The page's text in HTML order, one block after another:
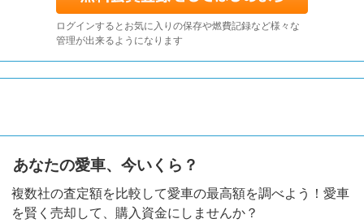
ログインするとお気に入りの保存や燃費記録など様々な
管理が出来るようになります
あなたの愛車、今いくら？
複数社の査定額を比較して愛車の最高額を調べよう！愛車
を賢く売却して、購入資金にしませんか？